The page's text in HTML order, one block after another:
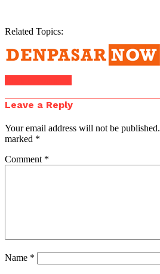
Related Topics:
Leave a Reply
Your email address will not be published.
marked *
Comment *
Name *